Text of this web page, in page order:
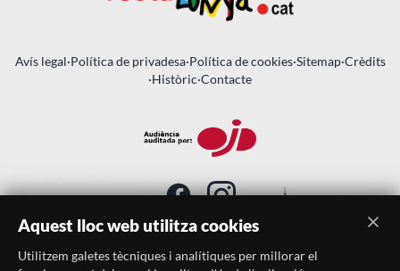
Avís legal·Política de privadesa·Política de cookies·Sitemap·Crèdits
·Històric·Contacte
SUBSCRIU-TE AL BUTLLETÍ
Aquest lloc web utilitza cookies
Utilitzem galetes tècniques i analítiques per millorar el